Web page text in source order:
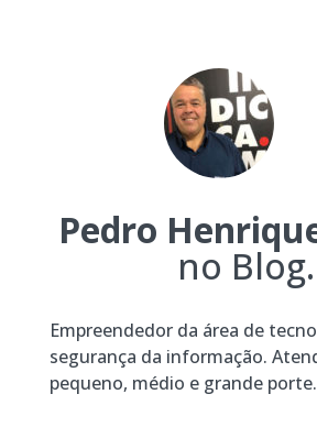
Pedro
no Blog.
Empreendedor da área de
segurança da informação.
pequeno, médio e grande porte.